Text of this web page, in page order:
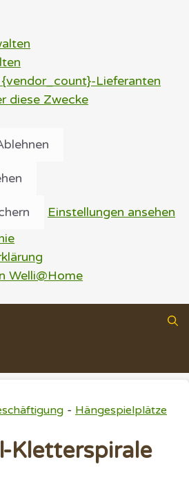
Lieferanten
diese Zwecke
Einstellungen ansehen
Welli@Home
- Hängespielplätze
Kletterspirale